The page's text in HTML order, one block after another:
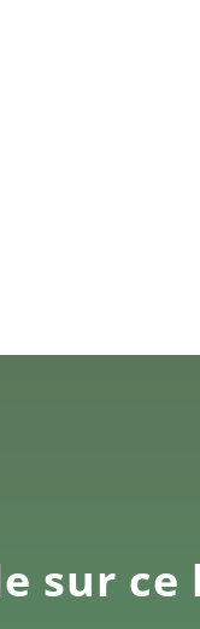
sur ce